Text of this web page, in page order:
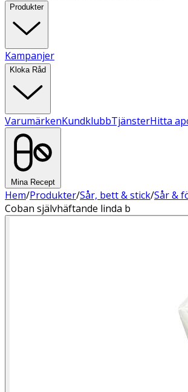
Produkter
Kampanjer
Kloka Råd
VarumärkenKundklubbTjänsterHitta
Mina Recept
Hem/Produkter/Sår, bett & stick/Sår &
Coban självhäftande linda b